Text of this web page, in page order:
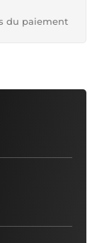
du paiement